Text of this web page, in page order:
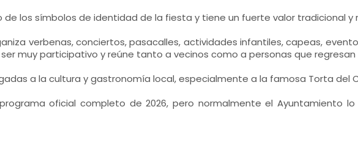
de los símbolos de identidad de la fiesta y tiene un fuerte valor tradicional y
verbenas, conciertos, pasacalles, actividades infantiles, capeas,
muy participativo y reúne tanto a vecinos como a personas que
a la cultura y gastronomía local, especialmente a la famosa Torta del
oficial completo de 2026, pero normalmente el Ayuntamiento